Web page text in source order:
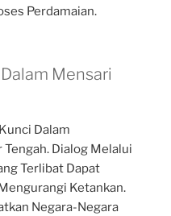
Perdamaian.
Mensari
Dalam
Dialog Melalui
Terlibat Dapat
Ketankan.
Negara-Negara